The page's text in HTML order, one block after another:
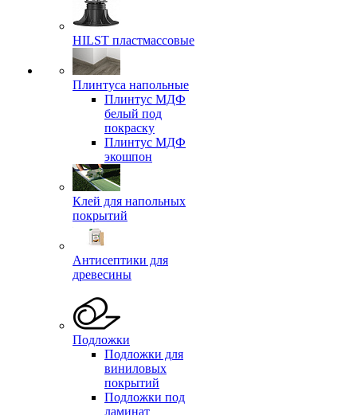
HILST пластмассовые
Плинтуса напольные
Плинтус МДФ
белый под
покраску
Плинтус МДФ
экошпон
Клей для напольных
покрытий
Антисептики для
древесины
Подложки
Подложки для
виниловых
покрытий
Подложки под
ламинат